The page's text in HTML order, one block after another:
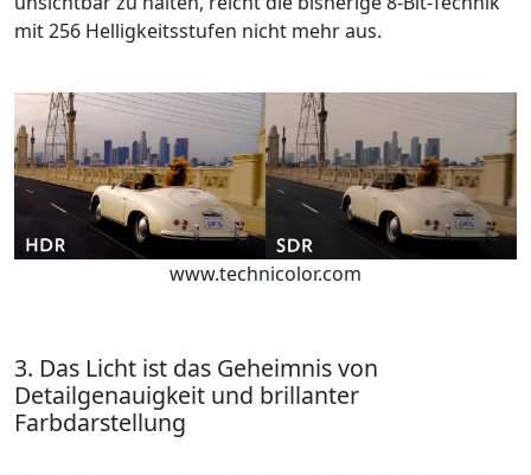
mit 256 Helligkeitsstufen nicht mehr aus.
www.technicolor.com
3. Das Licht ist das Geheimnis von
Detailgenauigkeit und brillanter
Farbdarstellung